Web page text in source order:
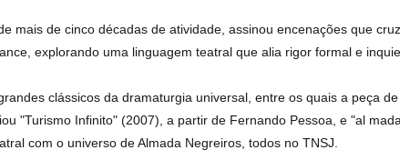
mais de cinco décadas de atividade, assinou encenações que
explorando uma linguagem teatral que alia rigor formal e
clássicos da dramaturgia universal, entre os quais a peça
"Turismo Infinito" (2007), a partir de Fernando Pessoa, e "al
com o universo de Almada Negreiros, todos no TNSJ.